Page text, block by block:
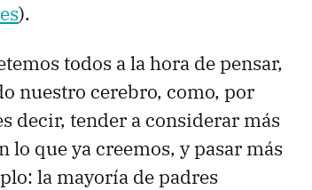
).
todos a la hora de pensar,
nuestro cerebro, como, por
decir, tender a considerar más
lo que ya creemos, y pasar más
la mayoría de padres